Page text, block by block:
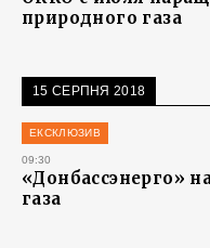
природного газа
15 СЕРПНЯ 2018
ЕКСКЛЮЗИВ
09:30
«Донбассэнерго»
газа